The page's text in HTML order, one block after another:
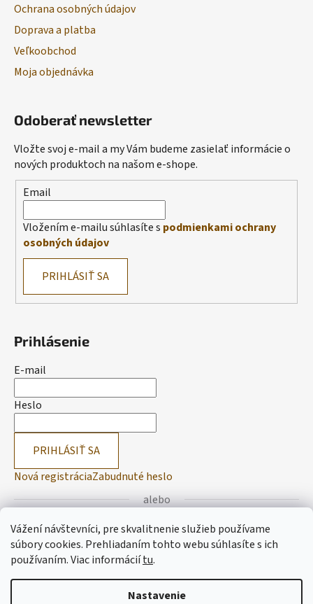
Vážení návštevníci, pre skvalitnenie služieb používame
súbory cookies. Prehliadaním tohto webu súhlasíte s ich
používaním.Viac informáciítu.
Nastavenie
Ochrana osobných údajov
Doprava a platba
Veľkoobchod
Moja objednávka
Odoberať newsletter
Vložte svoj e-mail a my Vám budeme zasielať informácie o
nových produktoch na našom e-shope.
Email
Vložením e-mailu súhlasíte s podmienkami ochrany
osobných údajov
PRIHLÁSIŤ SA
Prihlásenie
E-mail
Heslo
PRIHLÁSIŤ SA
Nová registráciaZabudnuté heslo
alebo
Prihlásiť sa cez Facebook
Prihlásiť sa cez Google